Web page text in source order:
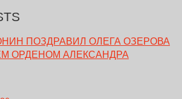
ПОЗДРАВИЛ ОЛЕГА ОЗЕРОВА
ОРДЕНОМ АЛЕКСАНДРА